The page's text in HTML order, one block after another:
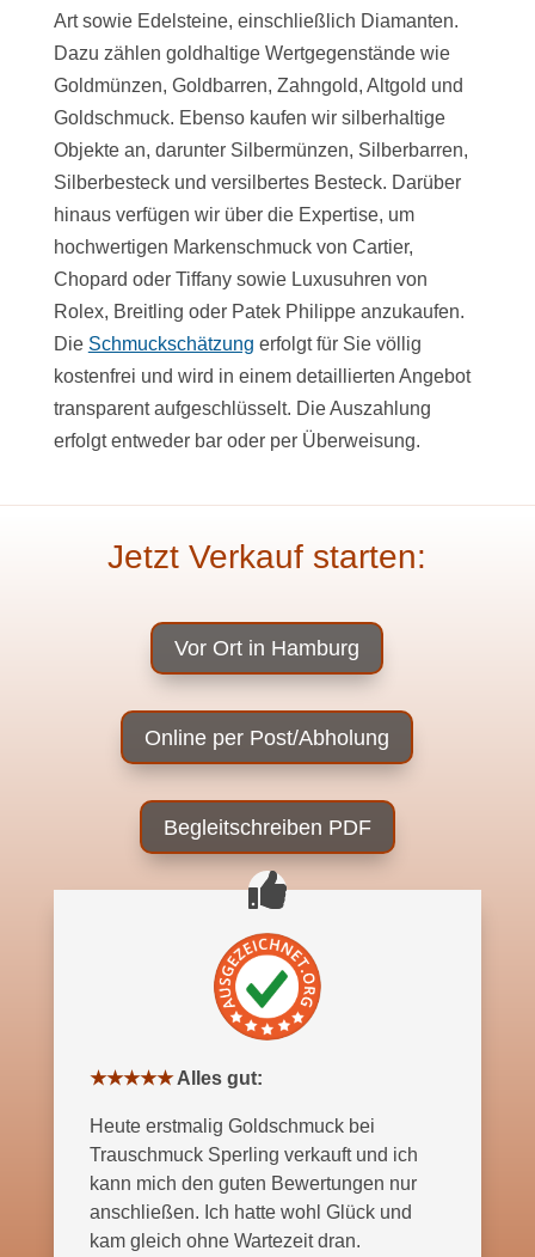
Art sowie Edelsteine, einschließlich Diamanten.
Dazu zählen goldhaltige Wertgegenstände wie
Goldmünzen, Goldbarren, Zahngold, Altgold und
Goldschmuck. Ebenso kaufen wir silberhaltige
Objekte an, darunter Silbermünzen, Silberbarren,
Silberbesteck und versilbertes Besteck. Darüber
hinaus verfügen wir über die Expertise, um
hochwertigen Markenschmuck von Cartier,
Chopard oder Tiffany sowie Luxusuhren von
Rolex, Breitling oder Patek Philippe anzukaufen.
Die Schmuckschätzung erfolgt für Sie völlig
kostenfrei und wird in einem detaillierten Angebot
transparent aufgeschlüsselt. Die Auszahlung
erfolgt entweder bar oder per Überweisung.
Jetzt Verkauf starten:
Vor Ort in Hamburg
Online per Post/Abholung
Begleitschreiben PDF
★★★★★Bewertung: 5 von 5 Sternen
Alles gut:
Heute erstmalig Goldschmuck bei
Trauschmuck Sperling verkauft und ich
kann mich den guten Bewertungen nur
anschließen. Ich hatte wohl Glück und
kam gleich ohne Wartezeit dran.